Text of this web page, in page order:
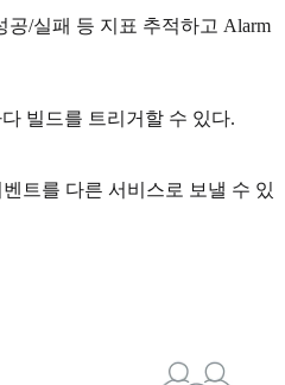
공/실패 등 지표 추적하고 Alarm
빌드를 트리거할 수 있다.
벤트를 다른 서비스로 보낼 수 있